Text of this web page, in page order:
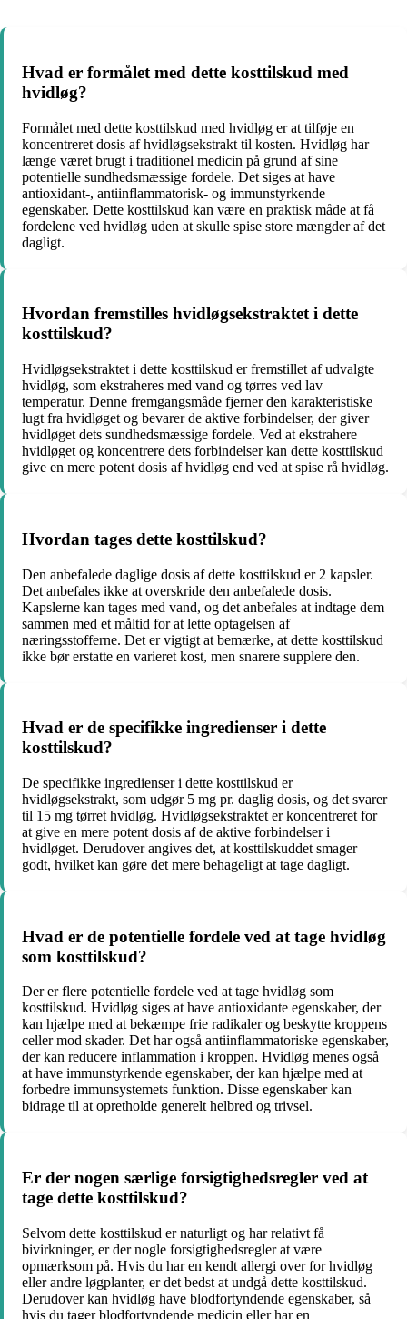
Hvad er formålet med dette kosttilskud med
hvidløg?
Formålet med dette kosttilskud med hvidløg er at tilføje en
koncentreret dosis af hvidløgsekstrakt til kosten. Hvidløg har
længe været brugt i traditionel medicin på grund af sine
potentielle sundhedsmæssige fordele. Det siges at have
antioxidant-, antiinflammatorisk- og immunstyrkende
egenskaber. Dette kosttilskud kan være en praktisk måde at få
fordelene ved hvidløg uden at skulle spise store mængder af det
dagligt.
Hvordan fremstilles hvidløgsekstraktet i dette
kosttilskud?
Hvidløgsekstraktet i dette kosttilskud er fremstillet af udvalgte
hvidløg, som ekstraheres med vand og tørres ved lav
temperatur. Denne fremgangsmåde fjerner den karakteristiske
lugt fra hvidløget og bevarer de aktive forbindelser, der giver
hvidløget dets sundhedsmæssige fordele. Ved at ekstrahere
hvidløget og koncentrere dets forbindelser kan dette kosttilskud
give en mere potent dosis af hvidløg end ved at spise rå hvidløg.
Hvordan tages dette kosttilskud?
Den anbefalede daglige dosis af dette kosttilskud er 2 kapsler.
Det anbefales ikke at overskride den anbefalede dosis.
Kapslerne kan tages med vand, og det anbefales at indtage dem
sammen med et måltid for at lette optagelsen af
næringsstofferne. Det er vigtigt at bemærke, at dette kosttilskud
ikke bør erstatte en varieret kost, men snarere supplere den.
Hvad er de specifikke ingredienser i dette
kosttilskud?
De specifikke ingredienser i dette kosttilskud er
hvidløgsekstrakt, som udgør 5 mg pr. daglig dosis, og det svarer
til 15 mg tørret hvidløg. Hvidløgsekstraktet er koncentreret for
at give en mere potent dosis af de aktive forbindelser i
hvidløget. Derudover angives det, at kosttilskuddet smager
godt, hvilket kan gøre det mere behageligt at tage dagligt.
Hvad er de potentielle fordele ved at tage hvidløg
som kosttilskud?
Der er flere potentielle fordele ved at tage hvidløg som
kosttilskud. Hvidløg siges at have antioxidante egenskaber, der
kan hjælpe med at bekæmpe frie radikaler og beskytte kroppens
celler mod skader. Det har også antiinflammatoriske egenskaber,
der kan reducere inflammation i kroppen. Hvidløg menes også
at have immunstyrkende egenskaber, der kan hjælpe med at
forbedre immunsystemets funktion. Disse egenskaber kan
bidrage til at opretholde generelt helbred og trivsel.
Er der nogen særlige forsigtighedsregler ved at
tage dette kosttilskud?
Selvom dette kosttilskud er naturligt og har relativt få
bivirkninger, er der nogle forsigtighedsregler at være
opmærksom på. Hvis du har en kendt allergi over for hvidløg
eller andre løgplanter, er det bedst at undgå dette kosttilskud.
Derudover kan hvidløg have blodfortyndende egenskaber, så
hvis du tager blodfortyndende medicin eller har en